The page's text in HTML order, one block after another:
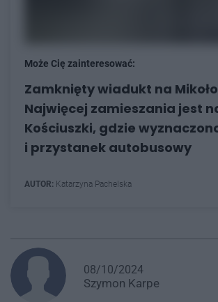
Może Cię zainteresować:
Zamknięty wiadukt na
Najwięcej zamieszania jest
Kościuszki, gdzie
i przystanek autobusowy
AUTOR: Katarzyna Pachelska
08/10/2024
Szymon Karpe